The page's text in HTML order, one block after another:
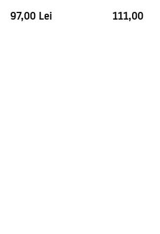
97,00 Lei 111,00 Lei